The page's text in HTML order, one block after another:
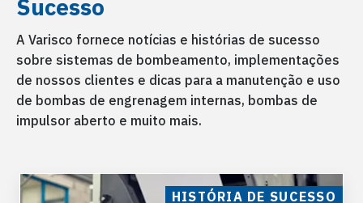
Sucesso
A Varisco fornece notícias e histórias de sucesso
sobre sistemas de bombeamento, implementações
de nossos clientes e dicas para a manutenção e uso
de bombas de engrenagem internas, bombas de
impulsor aberto e muito mais.
HISTÓRIA DE SUCESSO